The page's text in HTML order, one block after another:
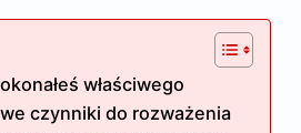
właściwego
czynniki do rozważenia